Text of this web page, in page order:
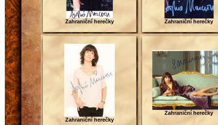
Zahraniční herečky Zahraniční herečky
Zahraniční herečky
Zahraniční herečky